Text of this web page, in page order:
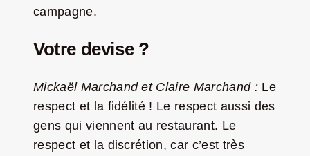
campagne.
Votre devise ?
Mickaël Marchand et Claire Marchand :Le
respect et la fidélité ! Le respect aussi des
gens qui viennent au restaurant. Le
respect et la discrétion, car c’est très